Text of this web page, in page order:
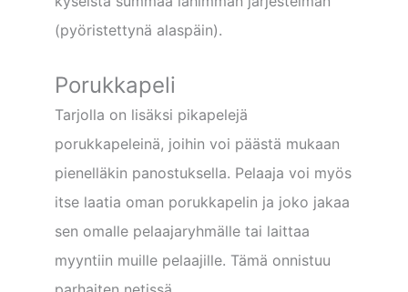
(pyöristettynä alaspäin).
Porukkapeli
Tarjolla on lisäksi pikapelejä
porukkapeleinä, joihin voi päästä mukaan
pienelläkin panostuksella. Pelaaja voi myös
itse laatia oman porukkapelin ja joko jakaa
sen omalle pelaajaryhmälle tai laittaa
myyntiin muille pelaajille. Tämä onnistuu